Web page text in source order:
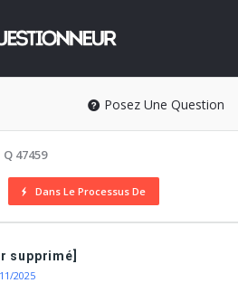
Posez Une Question
Q 47459
Dans Le Processus De
supprimé]
2025